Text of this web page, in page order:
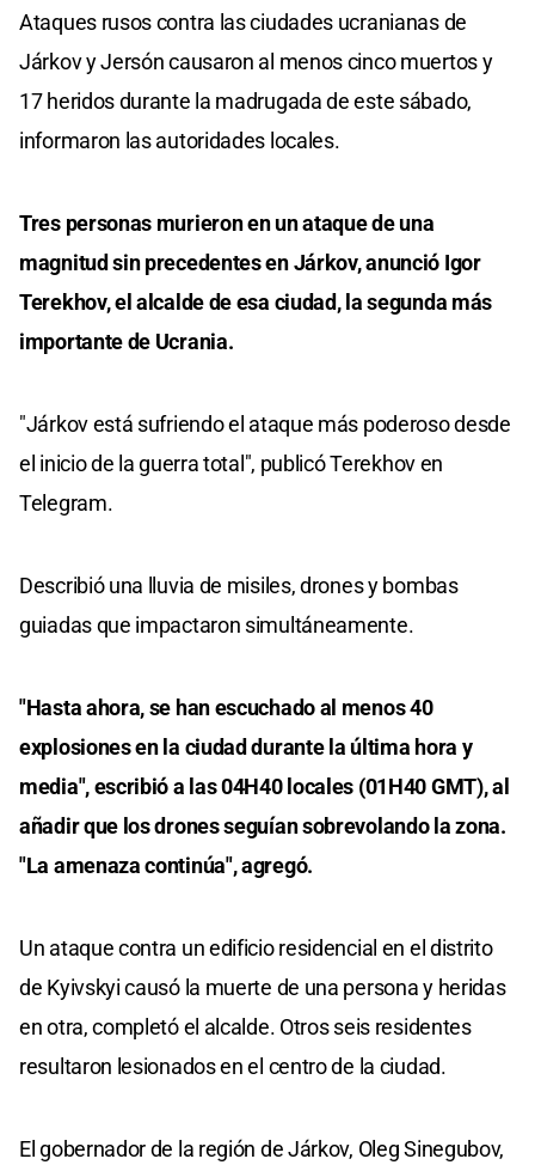
Ataques rusos contra las ciudades ucranianas de
Járkov y Jersón causaron al menos cinco muertos y
17 heridos durante la madrugada de este sábado,
informaron las autoridades locales.
Tres personas murieron en un ataque de una
magnitud sin precedentes en Járkov, anunció Igor
Terekhov, el alcalde de esa ciudad, la segunda más
importante de Ucrania.
"Járkov está sufriendo el ataque más poderoso desde
el inicio de la guerra total", publicó Terekhov en
Telegram.
Describió una lluvia de misiles, drones y bombas
guiadas que impactaron simultáneamente.
"Hasta ahora, se han escuchado al menos 40
explosiones en la ciudad durante la última hora y
media", escribió a las 04H40 locales (01H40 GMT), al
añadir que los drones seguían sobrevolando la zona.
"La amenaza continúa", agregó.
Un ataque contra un edificio residencial en el distrito
de Kyivskyi causó la muerte de una persona y heridas
en otra, completó el alcalde. Otros seis residentes
resultaron lesionados en el centro de la ciudad.
El gobernador de la región de Járkov, Oleg Sinegubov,